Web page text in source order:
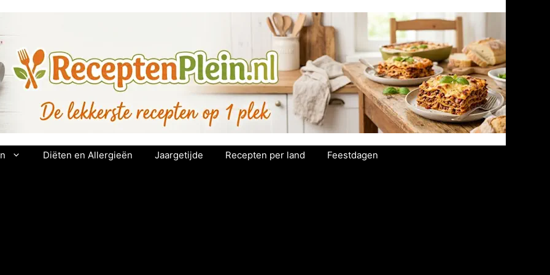
Diëten en Allergieën Jaargetijde Recepten per land Feestdagen